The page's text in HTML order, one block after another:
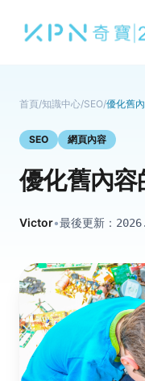
首頁/知識中心/SEO/優化舊
SEO 網頁內容
優化舊內
Victor•最後更新：